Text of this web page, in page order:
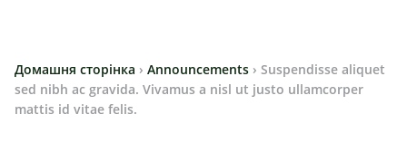
Домашня сторінка › Announcements › Suspendisse aliquet
sed nibh ac gravida. Vivamus a nisl ut justo ullamcorper
mattis id vitae felis.